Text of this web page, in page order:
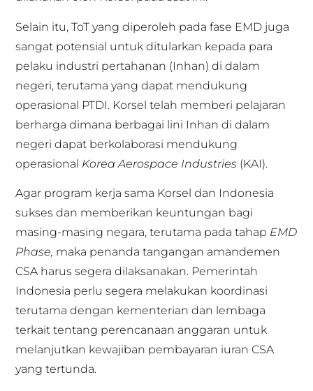
Selain itu, ToT yang diperoleh pada fase EMD juga
sangat potensial untuk ditularkan kepada para
pelaku industri pertahanan (Inhan) di dalam
negeri, terutama yang dapat mendukung
operasional PTDI. Korsel telah memberi pelajaran
berharga dimana berbagai lini Inhan di dalam
negeri dapat berkolaborasi mendukung
operasional Korea Aerospace Industries (KAI).
Agar program kerja sama Korsel dan Indonesia
sukses dan memberikan keuntungan bagi
masing-masing negara, terutama pada tahap EMD
Phase, maka penanda tangangan amandemen
CSA harus segera dilaksanakan. Pemerintah
Indonesia perlu segera melakukan koordinasi
terutama dengan kementerian dan lembaga
terkait tentang perencanaan anggaran untuk
melanjutkan kewajiban pembayaran iuran CSA
yang tertunda.